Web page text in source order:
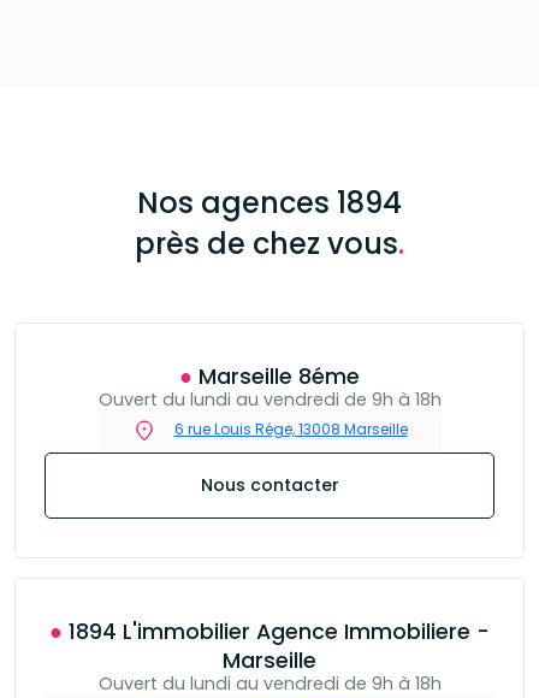
Nos agences 1894
près de chez vous.
● Marseille 8éme
Ouvert du lundi au vendredi de 9h à 18h
6 rue Louis Rége, 13008 Marseille
Nous contacter
● 1894 L'immobilier Agence Immobiliere -
Marseille
Ouvert du lundi au vendredi de 9h à 18h